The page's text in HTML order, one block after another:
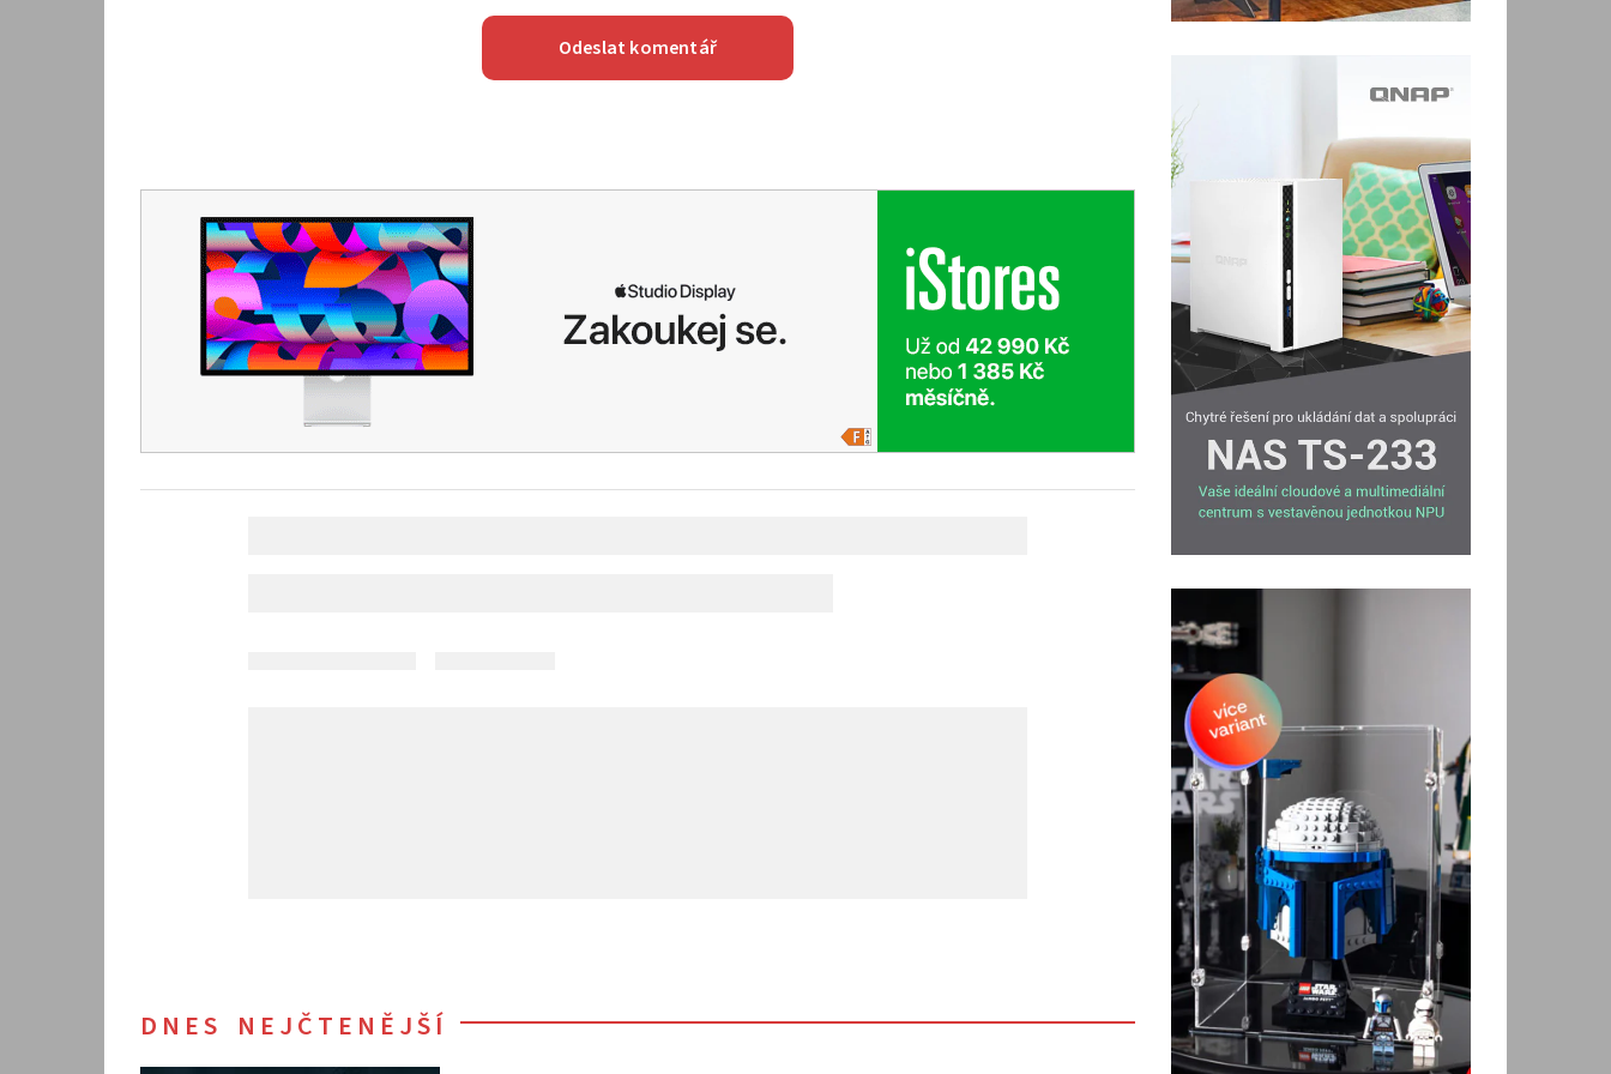
DNES NEJČTENĚJŠÍ